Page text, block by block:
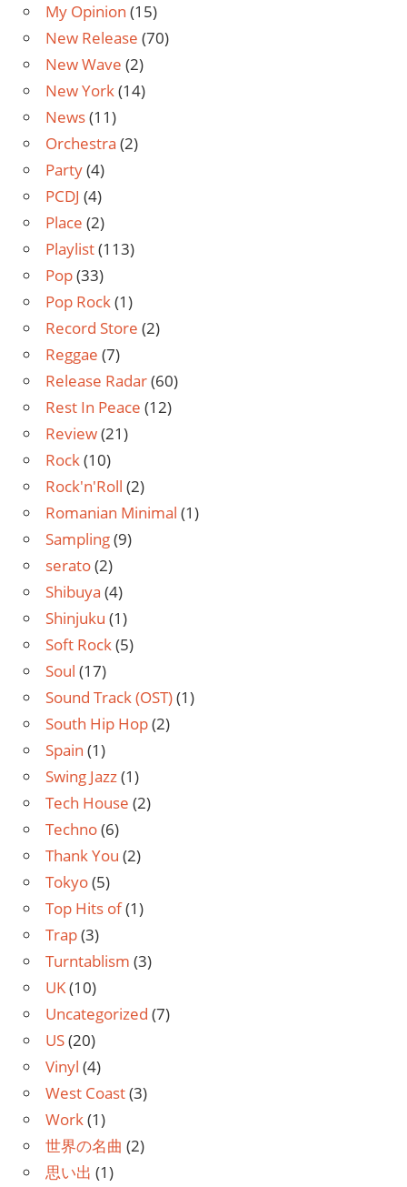
My Opinion (15)
New Release (70)
New Wave (2)
New York(14)
News(11)
Orchestra (2)
Party(4)
PCDJ (4)
Place (2)
Playlist(113)
Pop(33)
Pop Rock(1)
Record Store (2)
Reggae (7)
Release Radar(60)
Rest In Peace (12)
Review(21)
Rock(10)
Rock'n'Roll (2)
Romanian Minimal (1)
Sampling(9)
serato(2)
Shibuya (4)
Shinjuku (1)
Soft Rock(5)
Soul (17)
Sound Track (OST)(1)
South Hip Hop(2)
Spain (1)
Swing Jazz(1)
Tech House (2)
Techno(6)
Thank You (2)
Tokyo(5)
Top Hits of(1)
Trap(3)
Turntablism (3)
UK(10)
Uncategorized (7)
US(20)
Vinyl (4)
West Coast(3)
Work(1)
世界の名曲 (2)
思い出 (1)